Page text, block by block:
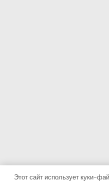
Этот сайт использует куки-